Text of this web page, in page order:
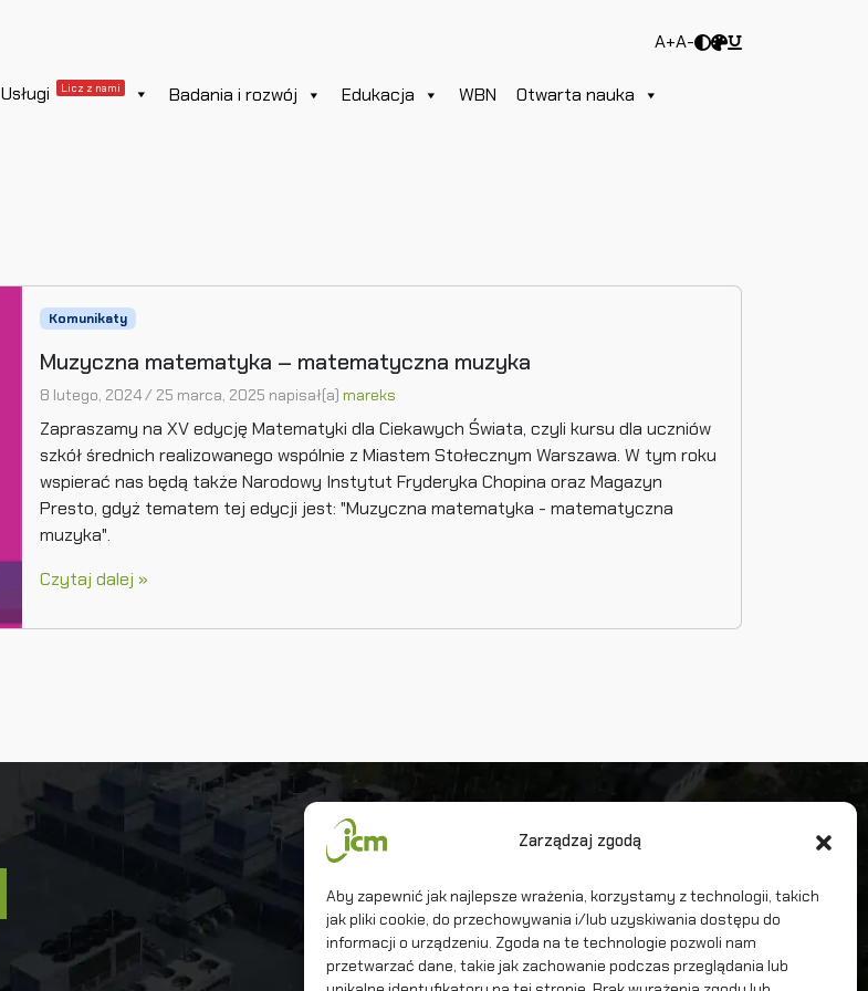
Zarządzaj zgodą
Aby zapewnić jak najlepsze wrażenia, korzystamy z technologii, takich
jak pliki cookie, do przechowywania i/lub uzyskiwania dostępu do
informacji o urządzeniu. Zgoda na te technologie pozwoli nam
przetwarzać dane, takie jak zachowanie podczas przeglądania lub
A+A-
Usługi Licz z nami Badania i rozwój Edukacja WBN Otwarta nauka
Komunikaty
Muzyczna matematyka – matematyczna muzyka
8 lutego, 2024/ 25 marca, 2025 napisał(a) mareks
Zapraszamy na XV edycję Matematyki dla Ciekawych Świata, czyli kursu dla uczniów
szkół średnich realizowanego wspólnie z Miastem Stołecznym Warszawa. W tym roku
wspierać nas będą także Narodowy Instytut Fryderyka Chopina oraz Magazyn
Presto, gdyż tematem tej edycji jest: "Muzyczna matematyka - matematyczna
muzyka".
Czytaj dalej »
Uniwersytet Warszawski
Interdyscyplinarne Centrum Modelowania